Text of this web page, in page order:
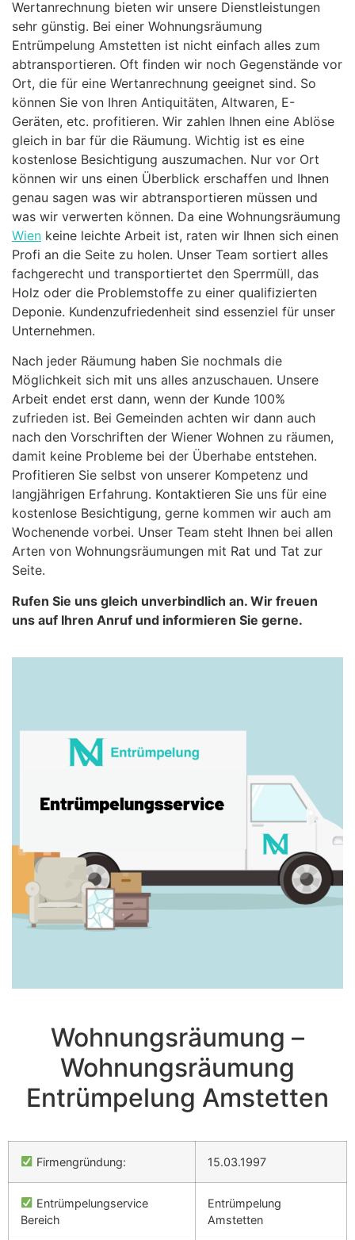
Wertanrechnung bieten wir unsere Dienstleistungen
sehr günstig. Bei einer Wohnungsräumung
Entrümpelung Amstetten ist nicht einfach alles zum
abtransportieren. Oft finden wir noch Gegenstände vor
Ort, die für eine Wertanrechnung geeignet sind. So
können Sie von Ihren Antiquitäten, Altwaren, E-
Geräten, etc. profitieren. Wir zahlen Ihnen eine Ablöse
gleich in bar für die Räumung. Wichtig ist es eine
kostenlose Besichtigung auszumachen. Nur vor Ort
können wir uns einen Überblick erschaffen und Ihnen
genau sagen was wir abtransportieren müssen und
was wir verwerten können. Da eine Wohnungsräumung
Wien keine leichte Arbeit ist, raten wir Ihnen sich einen
Profi an die Seite zu holen. Unser Team sortiert alles
fachgerecht und transportiertet den Sperrmüll, das
Holz oder die Problemstoffe zu einer qualifizierten
Deponie. Kundenzufriedenheit sind essenziel für unser
Unternehmen.
Nach jeder Räumung haben Sie nochmals die
Möglichkeit sich mit uns alles anzuschauen. Unsere
Arbeit endet erst dann, wenn der Kunde 100%
zufrieden ist. Bei Gemeinden achten wir dann auch
nach den Vorschriften der Wiener Wohnen zu räumen,
damit keine Probleme bei der Überhabe entstehen.
Profitieren Sie selbst von unserer Kompetenz und
langjährigen Erfahrung. Kontaktieren Sie uns für eine
kostenlose Besichtigung, gerne kommen wir auch am
Wochenende vorbei. Unser Team steht Ihnen bei allen
Arten von Wohnungsräumungen mit Rat und Tat zur
Seite.
Rufen Sie uns gleich unverbindlich an. Wir freuen
uns auf Ihren Anruf und informieren Sie gerne.
Wohnungsräumung –
Wohnungsräumung
Entrümpelung Amstetten
Firmengründung: 15.03.1997
Entrümpelungservice
Bereich
Entrümpelung
Amstetten